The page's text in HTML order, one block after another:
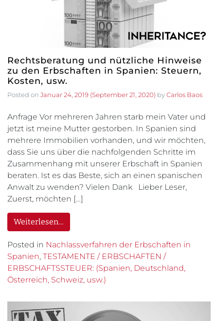
Rechtsberatung und nützliche Hinweise
zu den Erbschaften in Spanien: Steuern,
Kosten, usw.
Posted on Januar 24, 2019 (September 21, 2020) byCarlos Baos
Anfrage Vor mehreren Jahren starb mein Vater und
jetzt ist meine Mutter gestorben. In Spanien sind
mehrere Immobilien vorhanden, und wir möchten,
dass Sie uns über die nachfolgenden Schritte im
Zusammenhang mit unserer Erbschaft in Spanien
beraten. Ist es das Beste, sich an einen spanischen
Anwalt zu wenden? Vielen Dank Lieber Leser,
Zuerst, möchten […]
Weiterlesen…
Posted in Nachlassverfahren der Erbschaften in
Spanien, TESTAMENTE / ERBSCHAFTEN /
ERBSCHAFTSSTEUER: (Spanien, Deutschland,
Österreich, Schweiz, usw.)